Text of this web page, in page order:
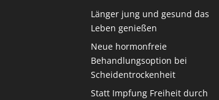
Länger jung und gesund das
Leben genießen
Neue hormonfreie
Behandlungsoption bei
Scheidentrockenheit
Statt Impfung Freiheit durch